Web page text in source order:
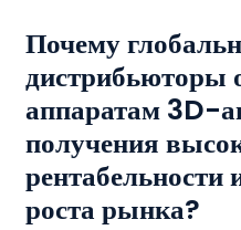
Почему
дистрибьюторы
аппаратам 3D-
получения
рентабельности
роста рынка?